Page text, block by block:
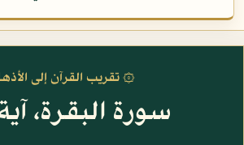
۞ تقريب القرآن إلى
سورة البقرة، آية